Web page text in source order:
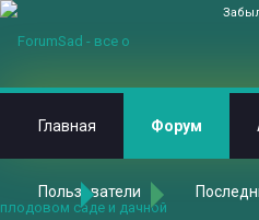
Главная Форум Растения в
Главная Форум
Пользователи